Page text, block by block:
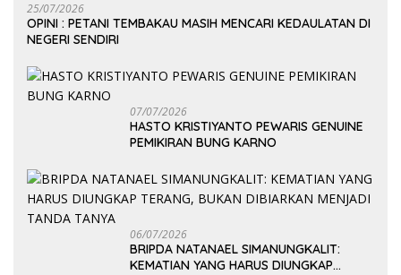
25/07/2026
OPINI : PETANI TEMBAKAU MASIH MENCARI KEDAULATAN DI
NEGERI SENDIRI
07/07/2026
HASTO KRISTIYANTO PEWARIS GENUINE
PEMIKIRAN BUNG KARNO
06/07/2026
BRIPDA NATANAEL SIMANUNGKALIT:
KEMATIAN YANG HARUS DIUNGKAP